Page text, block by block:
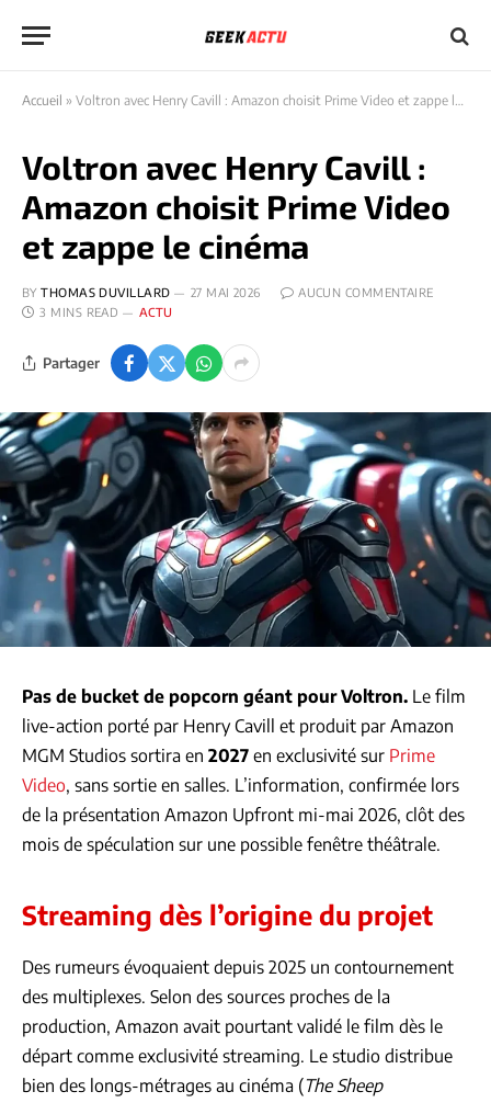
Accueil » Voltron avec Henry Cavill : Amazon choisit Prime Video et zappe le cinéma
Voltron avec Henry Cavill :
Amazon choisit Prime Video
et zappe le cinéma
BY THOMAS DUVILLARD 27 MAI 2026
AUCUN COMMENTAIRE
3 MINS READ
ACTU
Partager
Pas de bucket de popcorn géant pour Voltron. Le film
live-action porté par Henry Cavill et produit par Amazon
MGM Studios sortira en 2027 en exclusivité sur Prime
Video, sans sortie en salles. L’information, confirmée lors
de la présentation Amazon Upfront mi-mai 2026, clôt des
mois de spéculation sur une possible fenêtre théâtrale.
Streaming dès l’origine du projet
Des rumeurs évoquaient depuis 2025 un contournement
des multiplexes. Selon des sources proches de la
production, Amazon avait pourtant validé le film dès le
départ comme exclusivité streaming. Le studio distribue
bien des longs-métrages au cinéma (The Sheep